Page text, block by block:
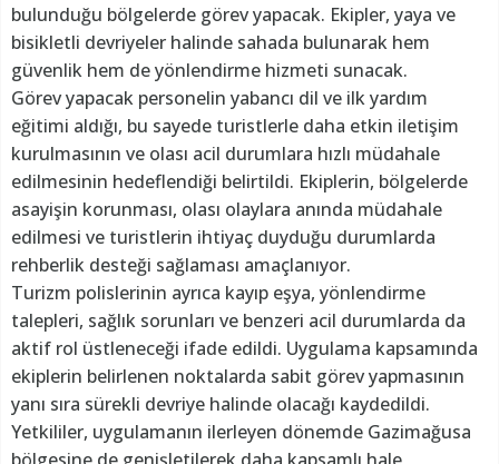
bulunduğu bölgelerde görev yapacak. Ekipler, yaya ve
bisikletli devriyeler halinde sahada bulunarak hem
güvenlik hem de yönlendirme hizmeti sunacak.
Görev yapacak personelin yabancı dil ve ilk yardım
eğitimi aldığı, bu sayede turistlerle daha etkin iletişim
kurulmasının ve olası acil durumlara hızlı müdahale
edilmesinin hedeflendiği belirtildi. Ekiplerin, bölgelerde
asayişin korunması, olası olaylara anında müdahale
edilmesi ve turistlerin ihtiyaç duyduğu durumlarda
rehberlik desteği sağlaması amaçlanıyor.
Turizm polislerinin ayrıca kayıp eşya, yönlendirme
talepleri, sağlık sorunları ve benzeri acil durumlarda da
aktif rol üstleneceği ifade edildi. Uygulama kapsamında
ekiplerin belirlenen noktalarda sabit görev yapmasının
yanı sıra sürekli devriye halinde olacağı kaydedildi.
Yetkililer, uygulamanın ilerleyen dönemde Gazimağusa